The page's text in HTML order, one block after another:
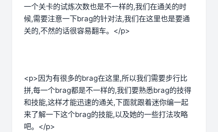
一个关卡的试炼次数也是不一样的,我们在通关的时
候,需要注意一下brag的针对法,我们在这里也是要通
关的,不然的话很容易翻车。</p>
<p>因为有很多的brag在这里,所以我们需要步行比
拼,每一个brag都是不一样的,我们要熟悉brag的技得
和技能,这样才能迅速的通关,下面就跟着迷你编一起
来了解一下这个brag的技能,以及她的一些打法攻略
吧。</p>